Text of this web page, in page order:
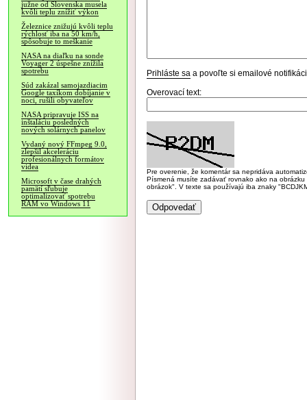
južne od Slovenska musela
kvôli teplu znížiť výkon
Železnice znižujú kvôli teplu
rýchlosť iba na 50 km/h,
spôsobuje to meškanie
NASA na diaľku na sonde
Voyager 2 úspešne znížila
spotrebu
Súd zakázal samojazdiacim
Google taxíkom dobíjanie v
noci, rušili obyvateľov
NASA pripravuje ISS na
inštaláciu posledných
nových solárnych panelov
Vydaný nový FFmpeg 9.0,
zlepšil akceleráciu
profesionálnych formátov
videa
Microsoft v čase drahých
pamätí sľubuje
optimalizovať spotrebu
RAM vo Windows 11
Prihláste sa a povoľte si emailové
Overovací text:
Pre overenie, že komentár sa nepridáva
Písmená musíte zadávať rovnako ako na
obrázok". V texte sa používajú iba znaky